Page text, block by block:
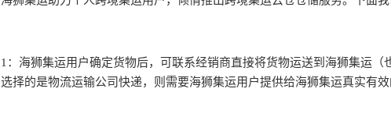
1：海狮集运用户确定货物后，可联系经销商直接将货物运送到海狮集运
选择的是物流运输公司快递，则需要海狮集运用户提供给海狮集运真实有效